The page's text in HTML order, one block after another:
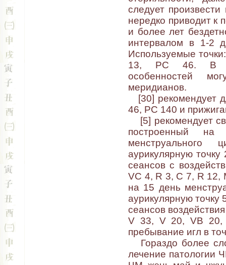
следует произвести
нередко приводит к
и более лет
интервалом в 1-2
Используемые
13, PC 46. В
особенностей
меридианов.
[30] рекомендует
46, PC 140 и
[5] рекомендует
построенный
аурикулярную
сеансов с
VC 4, R 3, С 7, R
на 15 день
аурикулярную точку
сеансов
V 33, V 20, VB 20,
пребывание игл в
Гораздо более
лечение патологии